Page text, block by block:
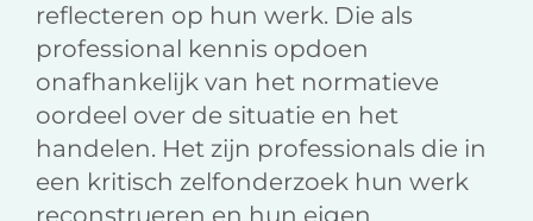
reflecteren op hun werk. Die als
professional kennis opdoen
onafhankelijk van het normatieve
oordeel over de situatie en het
handelen. Het zijn professionals die in
een kritisch zelfonderzoek hun werk